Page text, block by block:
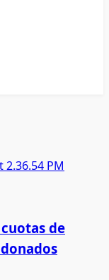
de